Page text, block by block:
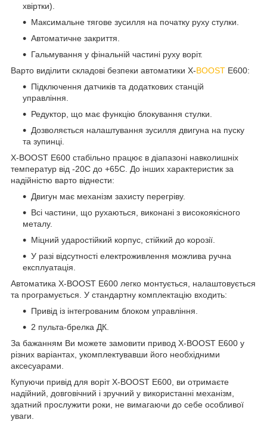
хвіртки).
Максимальне тягове зусилля на початку руху стулки.
Автоматичне закриття.
Гальмування у фінальній частині руху воріт.
Варто виділити складові безпеки автоматики X-BOOST E600:
Підключення датчиків та додаткових станцій
управління.
Редуктор, що має функцію блокування стулки.
Дозволяється налаштування зусилля двигуна на пуску
та зупинці.
X-BOOST E600 стабільно працює в діапазоні навколишніх
температур від -20С до +65С. До інших характеристик за
надійністю варто віднести:
Двигун має механізм захисту перегріву.
Всі частини, що рухаються, виконані з високоякісного
металу.
Міцний ударостійкий корпус, стійкий до корозії.
У разі відсутності електроживлення можлива ручна
експлуатація.
Автоматика X-BOOST E600 легко монтується, налаштовується
та програмується. У стандартну комплектацію входить:
Привід із інтегрованим блоком управління.
2 пульта-брелка ДК.
За бажанням Ви можете замовити привод X-BOOST E600 у
різних варіантах, укомплектувавши його необхідними
аксесуарами.
Купуючи привід для воріт X-BOOST E600, ви отримаєте
надійний, довговічний і зручний у використанні механізм,
здатний прослужити роки, не вимагаючи до себе особливої
уваги.